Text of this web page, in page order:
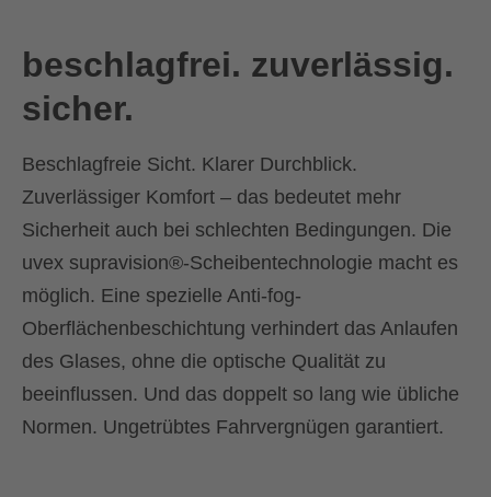
beschlagfrei. zuverlässig.
sicher.
Beschlagfreie Sicht. Klarer Durchblick.
Zuverlässiger Komfort – das bedeutet mehr
Sicherheit auch bei schlechten Bedingungen. Die
uvex supravision®-Scheibentechnologie macht es
möglich. Eine spezielle Anti-fog-
Oberflächenbeschichtung verhindert das Anlaufen
des Glases, ohne die optische Qualität zu
beeinflussen. Und das doppelt so lang wie übliche
Normen. Ungetrübtes Fahrvergnügen garantiert.